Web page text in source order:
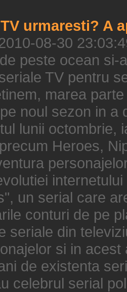
urmaresti? A
08-30
peste ocean si-
TV pentru
marea
noul sezon in a
lunii octombrie,
Heroes,
un serial care
conturi de pe
seriale din
si in
de existenta
celebrul serial